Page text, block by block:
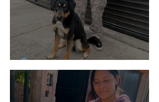
Spot